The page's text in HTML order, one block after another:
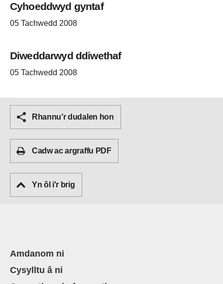
Cyhoeddwyd gyntaf
05 Tachwedd 2008
Diweddarwyd ddiwethaf
05 Tachwedd 2008
Rhannu’r dudalen hon
Cadw ac argraffu PDF
Yn ôl i'r brig
Amdanom ni
Cysylltu â ni